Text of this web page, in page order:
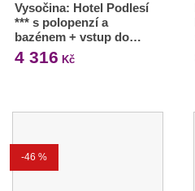
Vysočina: Hotel Podlesí
*** s polopenzí a
bazénem + vstup do…
4 316 Kč
-46 %